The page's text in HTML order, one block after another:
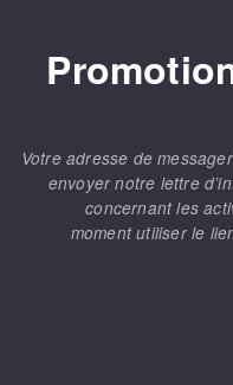
Votre adresse de
envoyer notre lettre
concernant les
moment utiliser le